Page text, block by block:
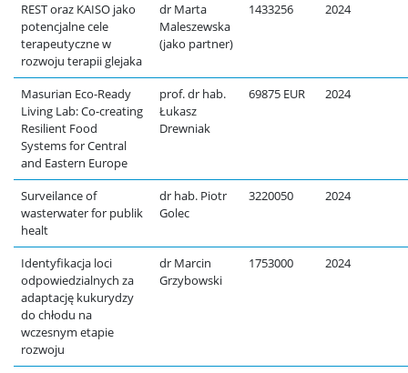
REST oraz KAISO jako
potencjalne cele
terapeutyczne w
rozwoju terapii glejaka
dr Marta
Maleszewska
(jako partner)
1433256 2024
Masurian Eco-Ready
Living Lab: Co-creating
Resilient Food
Systems for Central
and Eastern Europe
prof. dr hab.
Łukasz
Drewniak
69875 EUR 2024
Surveilance of
wasterwater for publik
healt
dr hab. Piotr
Golec
3220050 2024
Identyfikacja loci
odpowiedzialnych za
adaptację kukurydzy
do chłodu na
wczesnym etapie
rozwoju
dr Marcin
Grzybowski
1753000 2024